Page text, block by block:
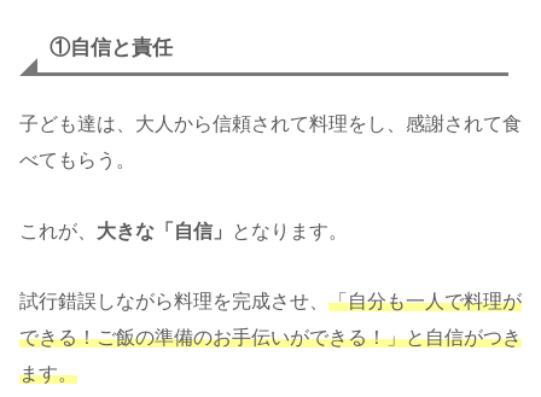
①自信と責任
子ども達は、大人から信頼されて料理をし、感謝されて食
べてもらう。
これが、 大きな「自信」 となります。
試行錯誤しながら料理を完成させ、 「自分も一人で料理が
できる！ご飯の準備のお手伝いができる！」と自信がつき
ます。